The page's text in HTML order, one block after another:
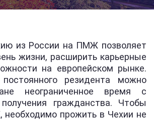
из России на ПМЖ позволяет
жизни, расширить карьерные
на европейском рынке.
резидента можно
неограниченное время с
получения гражданства. Чтобы
прожить в Чехии не